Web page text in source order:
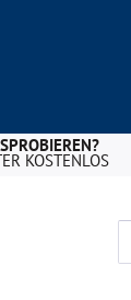
KOSTENLOS